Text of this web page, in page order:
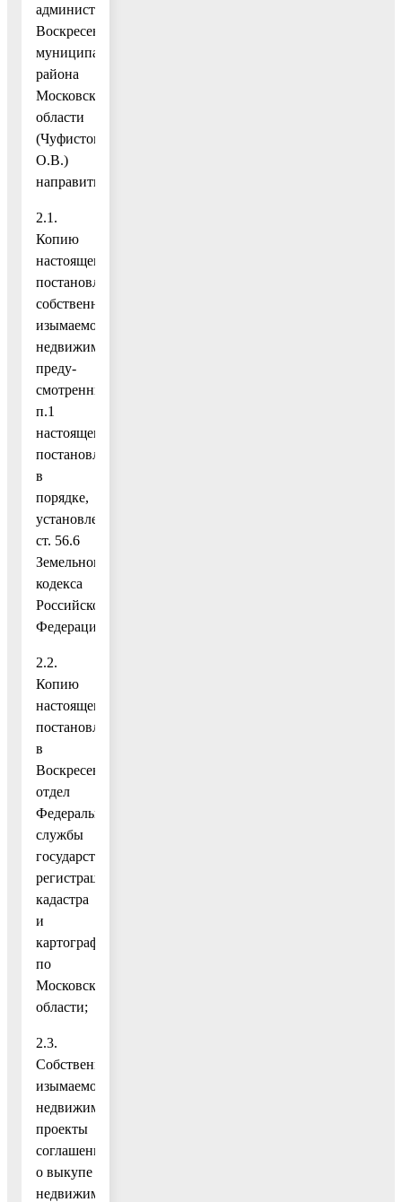
администрации
Воскресенского
муниципального
района
Московской
области
(Чуфистов
О.В.)
направить:
2.1.
Копию
настоящего
постановления
собственникам
изымаемой
недвижимости,
преду-
смотренный
п.1
настоящего
постановления,
в
порядке,
установленном
ст. 56.6
Земельного
кодекса
Российской
Федерации;
2.2.
Копию
настоящего
постановления
в
Воскресенский
отдел
Федеральной
службы
государственной
регистрации,
кадастра
и
картографии
по
Московской
области;
2.3.
Собственникам
изымаемой
недвижимости
проекты
соглашений
о выкупе
недвижимости